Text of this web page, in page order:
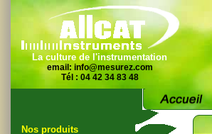
La culture de l'instrumentation
email: info@mesurez.com
Tél : 04 42 34 83 48
Nos produits